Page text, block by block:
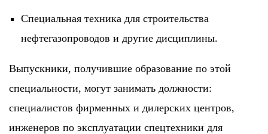
Специальная техника для строительства
нефтегазопроводов и другие дисциплины.
Выпускники, получившие образование по этой
специальности, могут занимать должности:
специалистов фирменных и дилерских центров,
инженеров по эксплуатации спецтехники для